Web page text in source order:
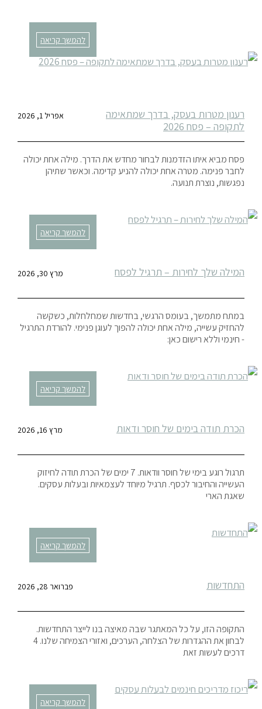
להמשך קריאה
רענון מטרות בעסק, בדרך שמתאימה
לתקופה – פסח 2026
אפריל 1, 2026
פסח מביא איתו הזדמנות לבחור מחדש את הדרך. מילה אחת יכולה
לחבר פנימה. מטרה אחת יכולה להניע קדימה. וכאשר שתיהן
נפגשות, נוצרת תנועה.
להמשך קריאה
המילה שלך לחירות – תרגיל לפסח מרץ 30, 2026
במתח מתמשך, בעומס הרגשי, בחדשות שמחלחלות, כשקשה
להחזיק עשייה, מילה אחת יכולה להפוך לעוגן פנימי. להורדת התרגיל
- חינמי וללא רישום כאן:
להמשך קריאה
הכרת תודה בימים של חוסר ודאות מרץ 16, 2026
תרגול רוגע בימי של חוסר וודאות. 7 ימים של הכרת תודה לחיזוק
העשייה והחיבור לכסף. תרגיל מיוחד לעצמאיות ובעלות עסקים.
שאגת הארי
להמשך קריאה
התחדשות פברואר 28, 2026
התקופה הזו, על כל המאתגר שבה מאיצה בנו לייצר התחדשות.
לבחון את ההגדרות של הצלחה, הערכים, ואזורי הצמיחה שלנו. 4
דרכים לעשות זאת
להמשך קריאה